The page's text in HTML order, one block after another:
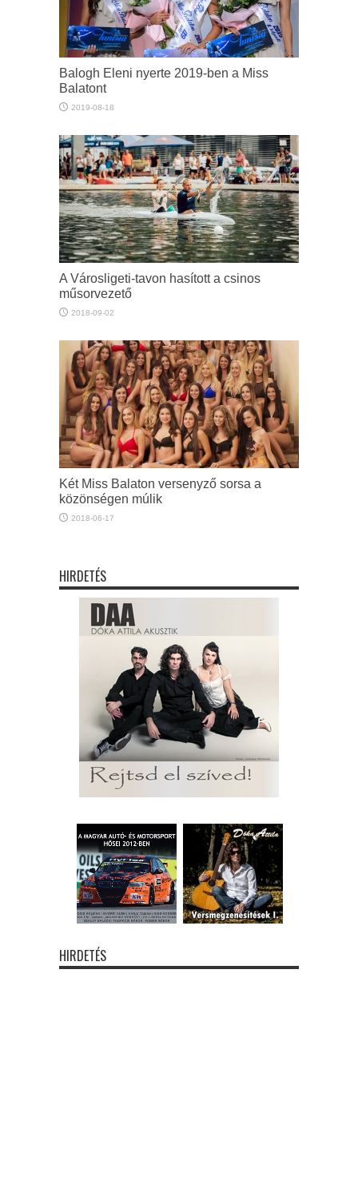
Balogh Eleni nyerte 2019-ben a Miss
Balatont
2019-08-18
A Városligeti-tavon hasított a csinos
műsorvezető
2018-09-02
Két Miss Balaton versenyző sorsa a
közönségen múlik
2018-06-17
HIRDETÉS
HIRDETÉS